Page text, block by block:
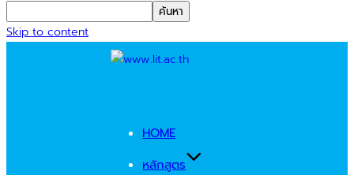
ค้นหา
Skip to content
HOME
หลักสูตร